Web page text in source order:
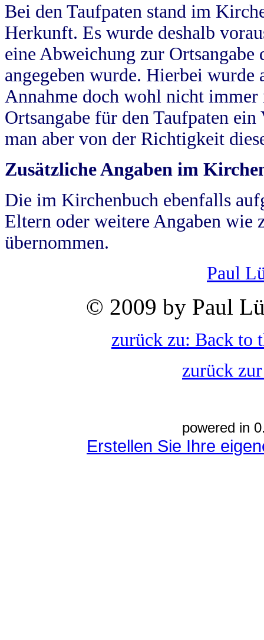
Bei den Taufpaten stand im
Herkunft. Es wurde deshalb
eine Abweichung zur
angegeben wurde. Hierbei wurde
Annahme doch wohl nicht
Ortsangabe für den Taufpaten
man aber von der Richtigkeit
Zusätzliche Angaben im
Die im Kirchenbuch ebenfalls
Eltern oder weitere Angaben wie
übernommen.
Paul
© 2009 by Paul
zurück zu: Back to
zurück
powered in
Erstellen Sie Ihre